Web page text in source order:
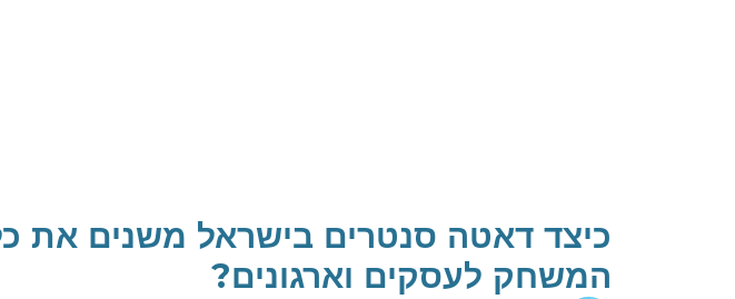
כיצד דאטה סנטרים בישראל משנים את
המשחק לעסקים וארגונים?